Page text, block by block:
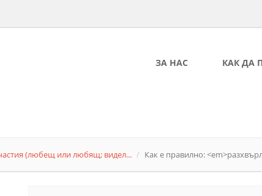
ЗА НАС КАК ДА
(любещ или любящ; видел... Как е правилно: